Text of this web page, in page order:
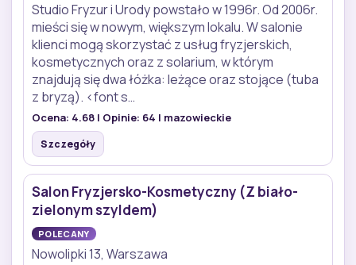
Studio Fryzur i Urody powstało w 1996r. Od 2006r.
mieści się w nowym, większym lokalu. W salonie
klienci mogą skorzystać z usług fryzjerskich,
kosmetycznych oraz z solarium, w którym
znajdują się dwa łóżka: leżące oraz stojące (tuba
z bryzą). <font s…
Ocena: 4.68 | Opinie: 64 | mazowieckie
Szczegóły
Salon Fryzjersko-Kosmetyczny (Z biało-
zielonym szyldem)
POLECANY
Nowolipki 13, Warszawa